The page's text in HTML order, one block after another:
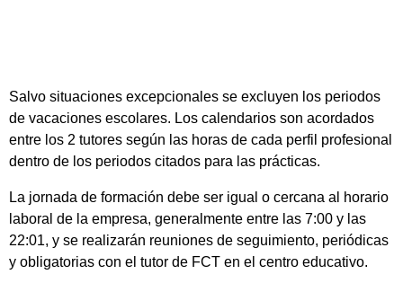
Salvo situaciones excepcionales se excluyen los periodos
de vacaciones escolares. Los calendarios son acordados
entre los 2 tutores según las horas de cada perfil profesional
dentro de los periodos citados para las prácticas.
La jornada de formación debe ser igual o cercana al horario
laboral de la empresa, generalmente entre las 7:00 y las
22:01, y se realizarán reuniones de seguimiento, periódicas
y obligatorias con el tutor de FCT en el centro educativo.